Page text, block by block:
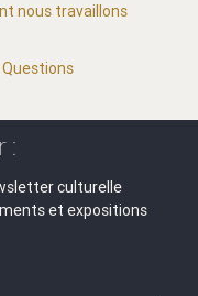
nous travaillons
Questions
:
culturelle
et expositions